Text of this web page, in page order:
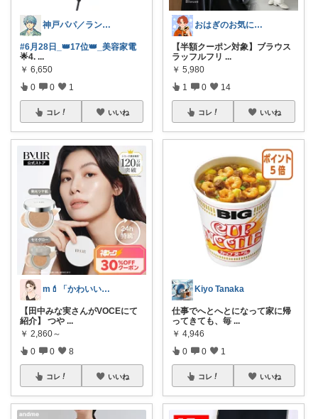
神戸パパ／ランキング＆レビュー毎日掲載
#6月28日_👑17位👑_美容家電
🌟4. ...
￥ 6,650
0 0 1
コレ いいね
m💄「かわいい」は、作れる。
【田中みな実さんがVOCEにて
紹介】 つや ...
￥ 2,860～
0 0 8
コレ いいね
おはぎのお気に入り★
【半額クーポン対象】ブラウス
ラッフルフリ ...
￥ 5,980
1 0 14
コレ いいね
Kiyo Tanaka
仕事でへとへとになって家に帰
ってきても、毎 ...
￥ 4,946
0 0 1
コレ いいね